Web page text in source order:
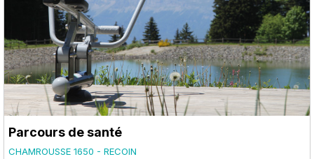
Parcours de santé
CHAMROUSSE 1650 - RECOIN